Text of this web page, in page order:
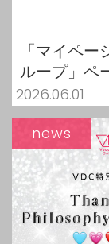
「マイペ
ループ」ペ
2026.06.01
news